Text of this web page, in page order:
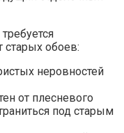
старых обоев:
неровностей
от плесневого
под старым